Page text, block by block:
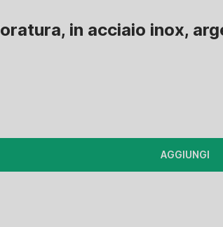
in acciaio inox,
AGGIUNGI